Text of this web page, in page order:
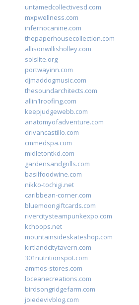
untamedcollectivesd.com
mxpwellness.com
infernocanine.com
thepaperhousecollection.com
allisonwillisholley.com
solslite.org
portwayinn.com
djmaddogmusic.com
thesoundarchitects.com
allin1roofing.com
keepjudgewebb.com
anatomyofadventure.com
drivancastillo.com
cmmedspa.com
midletontkd.com
gardensandgrills.com
basilfoodwine.com
nikko-tochigi.net
caribbean-corner.com
bluemoongiftcards.com
rivercitysteampunkexpo.com
kchoops.net
mountainsideskateshop.com
kirtlandcitytavern.com
301nutritionspot.com
ammos-stores.com
loceanecreations.com
birdsongridgefarm.com
joiedevivblog.com